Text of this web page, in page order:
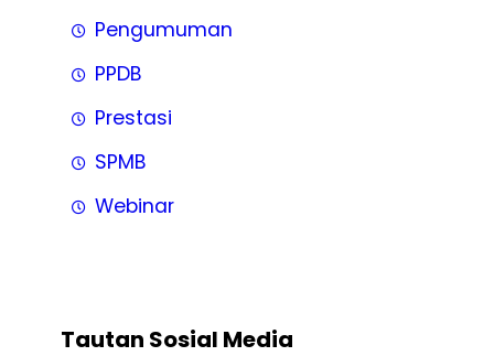
Pengumuman
PPDB
Prestasi
SPMB
Webinar
Tautan Sosial Media